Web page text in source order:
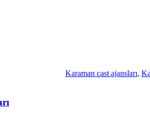
Karaman cast ajansları,